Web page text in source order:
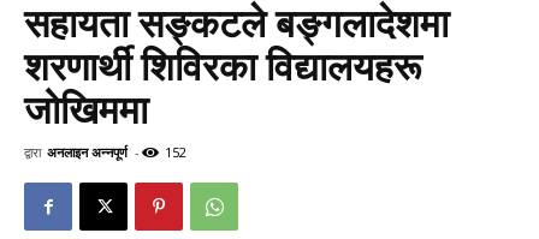
सहायता सङ्कटले बङ्गलादेशमा
शरणार्थी शिविरका विद्यालयहरू
जोखिममा
द्वारा अनलाइन अन्नपूर्ण - 152